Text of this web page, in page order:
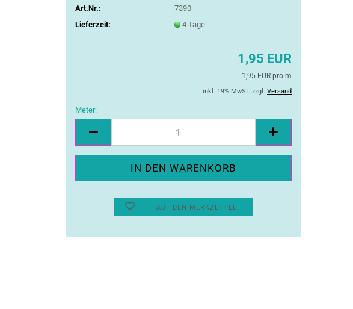
Art.Nr.:
7390
Lieferzeit:
4 Tage
1,95 EUR
1,95 EUR pro m
inkl. 19% MwSt. zzgl. Versand
Meter:
Meter
AUF DEN MERKZETTEL